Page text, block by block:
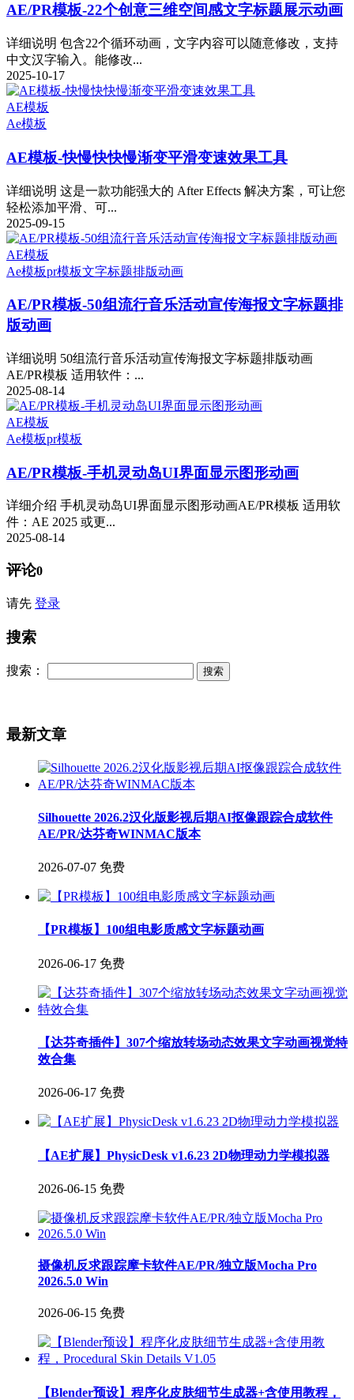
AE/PR模板-22个创意三维空间感文字标题展示动画
详细说明 包含22个循环动画，文字内容可以随意修改，支持
中文汉字输入。能修改...
2025-10-17
AE模板
Ae模板
AE模板-快慢快快慢渐变平滑变速效果工具
详细说明 这是一款功能强大的 After Effects 解决方案，可让您
轻松添加平滑、可...
2025-09-15
AE模板
Ae模板pr模板文字标题排版动画
AE/PR模板-50组流行音乐活动宣传海报文字标题排
版动画
详细说明 50组流行音乐活动宣传海报文字标题排版动画
AE/PR模板 适用软件：...
2025-08-14
AE模板
Ae模板pr模板
AE/PR模板-手机灵动岛UI界面显示图形动画
详细介绍 手机灵动岛UI界面显示图形动画AE/PR模板 适用软
件：AE 2025 或更...
2025-08-14
评论0
请先 登录
搜索
搜索：
最新文章
Silhouette 2026.2汉化版影视后期AI抠像跟踪合成软件
AE/PR/达芬奇WINMAC版本
2026-07-07 免费
【PR模板】100组电影质感文字标题动画
2026-06-17 免费
【达芬奇插件】307个缩放转场动态效果文字动画视觉特
效合集
2026-06-17 免费
【AE扩展】PhysicDesk v1.6.23 2D物理动力学模拟器
2026-06-15 免费
摄像机反求跟踪摩卡软件AE/PR/独立版Mocha Pro
2026.5.0 Win
2026-06-15 免费
【Blender预设】程序化皮肤细节生成器+含使用教程，